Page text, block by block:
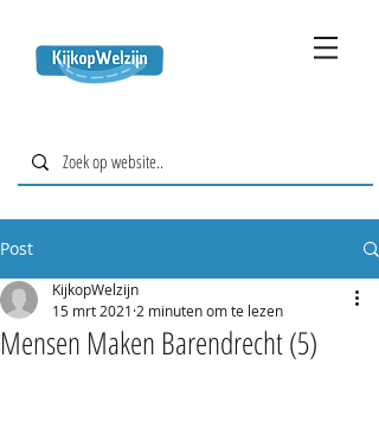
Post
Mensen Maken Barendrecht (5)
KijkopWelzijn
15 mrt 2021 2 minuten om te lezen